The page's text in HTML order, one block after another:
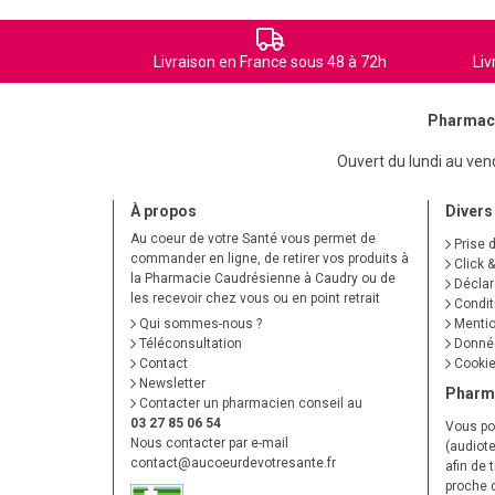
Livraison en France sous 48 à 72h
Ouvert du lundi au
À propos
Au coeur de votre Santé vous permet de
commander en ligne, de retirer vos produits à
la Pharmacie Caudrésienne à Caudry ou de
les recevoir chez vous ou en point retrait
Qui sommes-nous ?
Téléconsultation
Contact
Newsletter
Contacter un pharmacien conseil au
03 27 85 06 54
Nous contacter par e-mail
contact@aucoeurdevotresante.fr
Divers
Prise
Click
Vous
afin de
proche